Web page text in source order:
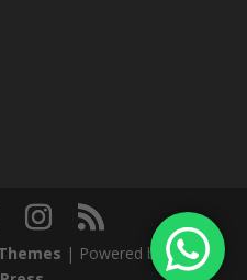
| Powered by